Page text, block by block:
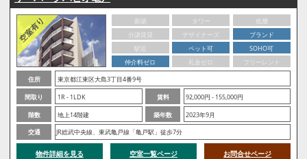
新築 タワー
低層
分譲賃貸
デザイナーズ
ブランド
駅近
ペット可
SOHO可
仲介料ゼロ
礼金ゼロ
フリーレント
住所
東京都江東区大島3丁目4番9号
間取り
1R - 1LDK 賃料
92,000円 - 155,000円
階数
地上14階建 築年数
2023年9月
交通
JR総武中央線、東武亀戸線「亀戸駅」徒歩7分
物件詳細を見る 空室一覧ページ お問合せページ